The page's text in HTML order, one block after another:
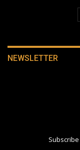
NEWSLETTER